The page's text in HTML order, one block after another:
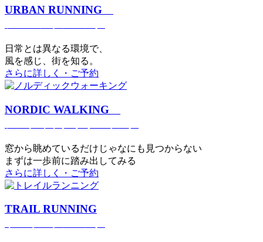
URBAN RUNNING
日常とは異なる環境で、
風を感じ、街を知る。
さらに詳しく・ご予約
NORDIC WALKING
窓から眺めているだけじゃなにも見つからない
まずは一歩前に踏み出してみる
さらに詳しく・ご予約
TRAIL RUNNING